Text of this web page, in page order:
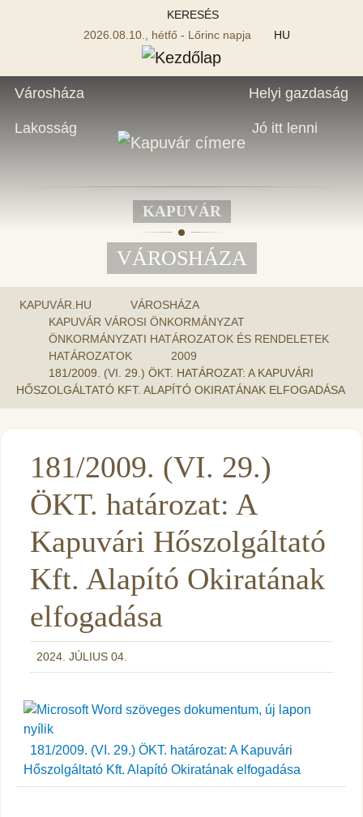
KERESÉS
2026.08.10., hétfő - Lőrinc napja
HU
Városháza
Lakosság
Helyi gazdaság
Jó itt lenni
KAPUVÁR
VÁROSHÁZA
KAPUVÁR.HU
VÁROSHÁZA
KAPUVÁR VÁROSI ÖNKORMÁNYZAT
ÖNKORMÁNYZATI HATÁROZATOK ÉS RENDELETEK
HATÁROZATOK
2009
181/2009. (VI. 29.) ÖKT. HATÁROZAT: A KAPUVÁRI
HŐSZOLGÁLTATÓ KFT. ALAPÍTÓ OKIRATÁNAK ELFOGADÁSA
181/2009. (VI. 29.)
ÖKT. határozat: A
Kapuvári Hőszolgáltató
Kft. Alapító Okiratának
elfogadása
2024. JÚLIUS 04.
181/2009. (VI. 29.) ÖKT. határozat: A Kapuvári
Hőszolgáltató Kft. Alapító Okiratának elfogadása